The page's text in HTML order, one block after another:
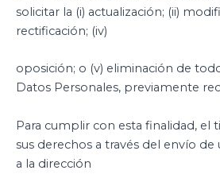
solicitar la (i) actualización; (ii)
rectificación; (iv)
oposición; o (v) eliminación de
Datos Personales, previamente
Para cumplir con esta finalidad, el
sus derechos a través del envío
a la dirección